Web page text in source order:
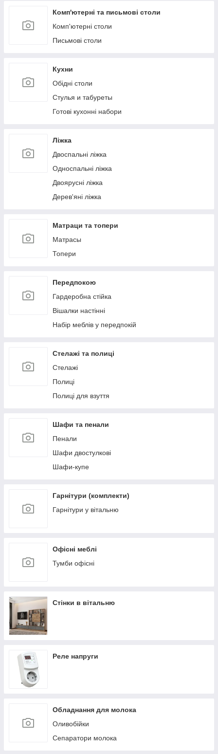
Комп'ютерні та письмові столи
Комп'ютерні столи
Письмові столи
Кухни
Обідні столи
Стулья и табуреты
Готові кухонні набори
Ліжка
Двоспальні ліжка
Односпальні ліжка
Двоярусні ліжка
Дерев'яні ліжка
Матраци та топери
Матрасы
Топери
Передпокою
Гардеробна стійка
Вішалки настінні
Набір меблів у передпокій
Стелажі та полиці
Стелажі
Полиці
Полиці для взуття
Шафи та пенали
Пенали
Шафи двостулкові
Шафи-купе
Гарнітури (комплекти)
Гарнітури у вітальню
Офісні меблі
Тумби офісні
Стінки в вітальню
Реле напруги
Обладнання для молока
Оливобійки
Сепаратори молока